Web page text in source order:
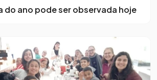
do ano pode ser observada hoje